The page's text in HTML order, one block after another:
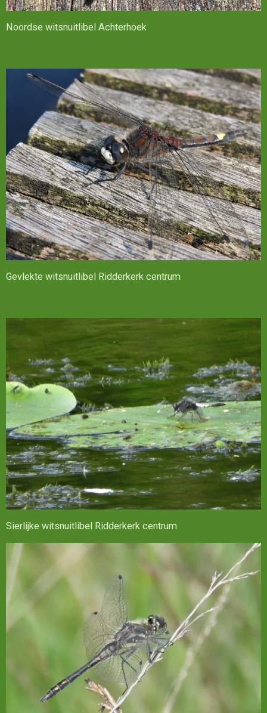
Noordse witsnuitlibel Achterhoek
Gevlekte witsnuitlibel Ridderkerk centrum
Sierlijke witsnuitlibel Ridderkerk centrum